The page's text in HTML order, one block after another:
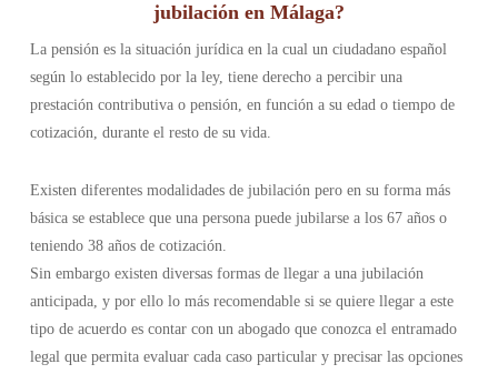
jubilación en Málaga?
La pensión es la situación jurídica en la cual un ciudadano español
según lo establecido por la ley, tiene derecho a percibir una
prestación contributiva o pensión, en función a su edad o tiempo de
cotización, durante el resto de su vida.
Existen diferentes modalidades de jubilación pero en su forma más
básica se establece que una persona puede jubilarse a los 67 años o
teniendo 38 años de cotización.
Sin embargo existen diversas formas de llegar a una jubilación
anticipada, y por ello lo más recomendable si se quiere llegar a este
tipo de acuerdo es contar con un abogado que conozca el entramado
legal que permita evaluar cada caso particular y precisar las opciones